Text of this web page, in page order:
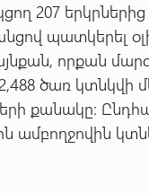
207 երկրներից
պատկերել
որքան
ծառ կտնկվի
քանակը: